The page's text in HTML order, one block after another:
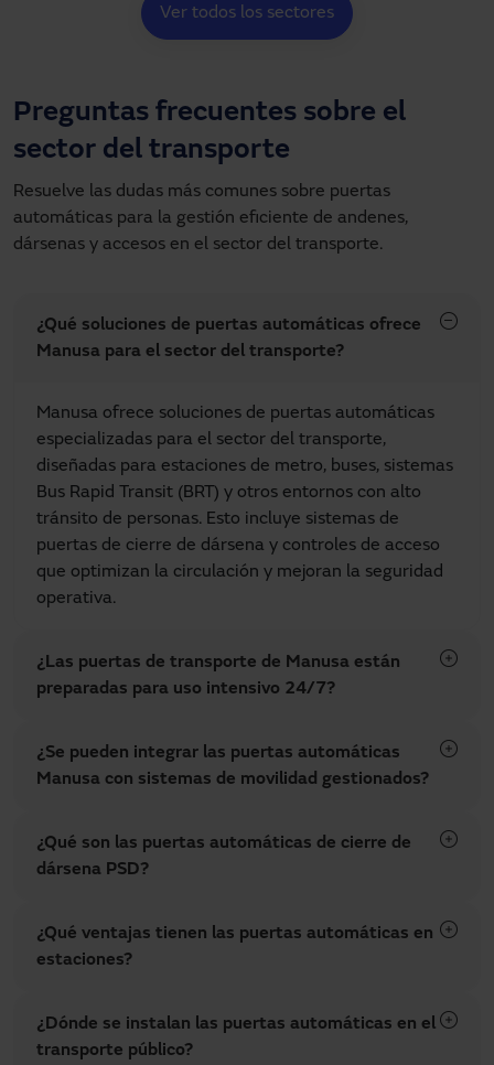
Ver todos los sectores
Preguntas frecuentes sobre el
sector del transporte
Resuelve las dudas más comunes sobre puertas
automáticas para la gestión eficiente de andenes,
dársenas y accesos en el sector del transporte.
¿Qué soluciones de puertas automáticas ofrece
Manusa para el sector del transporte?
Manusa ofrece soluciones de puertas automáticas
especializadas para el sector del transporte,
diseñadas para estaciones de metro, buses, sistemas
Bus Rapid Transit (BRT) y otros entornos con alto
tránsito de personas. Esto incluye sistemas de
puertas de cierre de dársena y controles de acceso
que optimizan la circulación y mejoran la seguridad
operativa.
¿Las puertas de transporte de Manusa están
preparadas para uso intensivo 24/7?
¿Se pueden integrar las puertas automáticas
Manusa con sistemas de movilidad gestionados?
¿Qué son las puertas automáticas de cierre de
dársena PSD?
¿Qué ventajas tienen las puertas automáticas en
estaciones?
¿Dónde se instalan las puertas automáticas en el
transporte público?